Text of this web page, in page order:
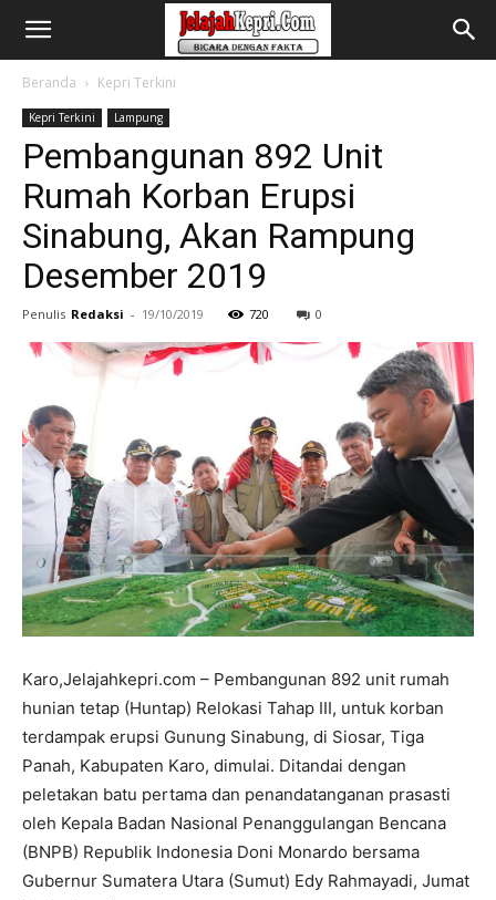
Beranda Kepri Terkini
Kepri Terkini Lampung
Pembangunan 892 Unit
Rumah Korban Erupsi
Sinabung, Akan Rampung
Desember 2019
Penulis Redaksi - 19/10/2019 720 0
Karo,Jelajahkepri.com – Pembangunan 892 unit rumah
hunian tetap (Huntap) Relokasi Tahap III, untuk korban
terdampak erupsi Gunung Sinabung, di Siosar, Tiga
Panah, Kabupaten Karo, dimulai. Ditandai dengan
peletakan batu pertama dan penandatanganan prasasti
oleh Kepala Badan Nasional Penanggulangan Bencana
(BNPB) Republik Indonesia Doni Monardo bersama
Gubernur Sumatera Utara (Sumut) Edy Rahmayadi, Jumat